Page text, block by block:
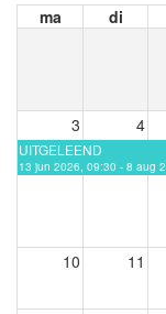
ma di
3 4
UITGELEEND
13 jun 2026, 09:30 - 8 aug
10 11